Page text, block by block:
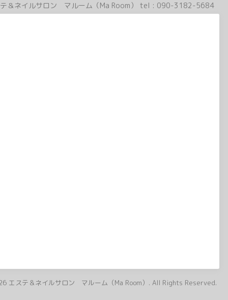
＆ネイルサロン マルーム（Ma Room） tel : 090-3182-5684
エステ＆ネイルサロン マルーム（Ma Room） . All Rights Reserved.